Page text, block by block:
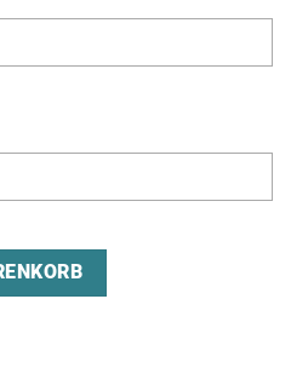
Elite Wien" Menge